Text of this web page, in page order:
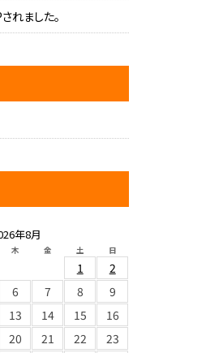
れました。
年8月
木 金 土 日
1
2
6 7 8
9
13 14 15
16
20 21 22
23